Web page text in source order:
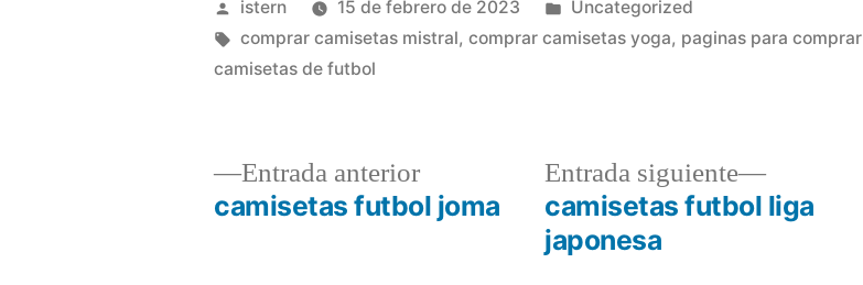
Publicado
por
istern 15 de febrero de 2023
Publicado
en
Uncategorized
Etiquetas:
comprar camisetas mistral,comprar camisetas yoga, paginas para comprar
camisetas de futbol
Navegación
Entrada anteriorEntrada
anterior:
camisetas futbol joma
Entrada siguiente
Entrada
siguiente:
camisetas futbol liga
japonesa